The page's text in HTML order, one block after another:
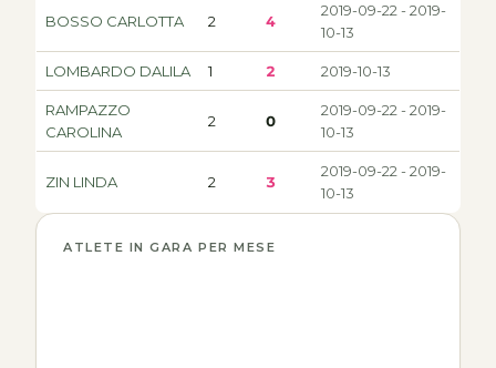
BOSSO CARLOTTA 2 4
2019-09-22 - 2019-
10-13
LOMBARDO DALILA 1 2 2019-10-13
RAMPAZZO
CAROLINA
2 0
2019-09-22 - 2019-
10-13
ZIN LINDA 2 3
2019-09-22 - 2019-
10-13
ATLETE IN GARA PER MESE